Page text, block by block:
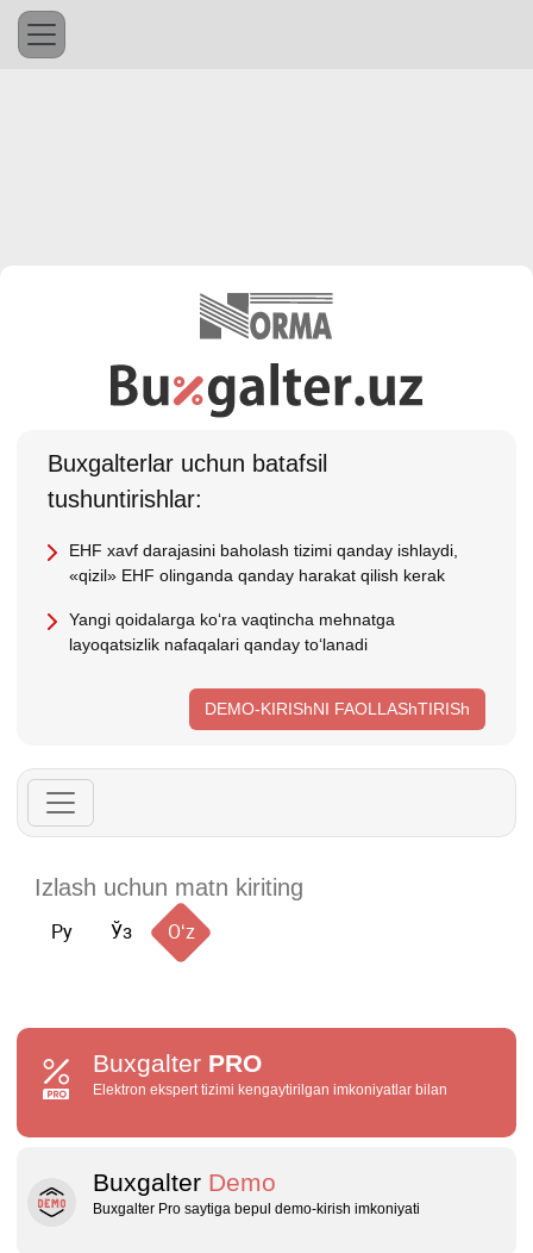
Buхgalterlar uchun batafsil
tushuntirishlar:
EHF хavf darajasini baholash tizimi qanday ishlaydi,
«qizil» EHF olinganda qanday harakat qilish kerak
Yangi qoidalarga koʻra vaqtincha mehnatga
layoqatsizlik nafaqalari qanday toʻlanadi
DEMO-KIRIShNI FAOLLAShTIRISh
Ру Ўз Oʻz
Buxgalter PRO
Elektron ekspert tizimi kengaytirilgan imkoniyatlar bilan
Buxgalter Demo
Buxgalter Pro saytiga bepul demo‑kirish imkoniyati